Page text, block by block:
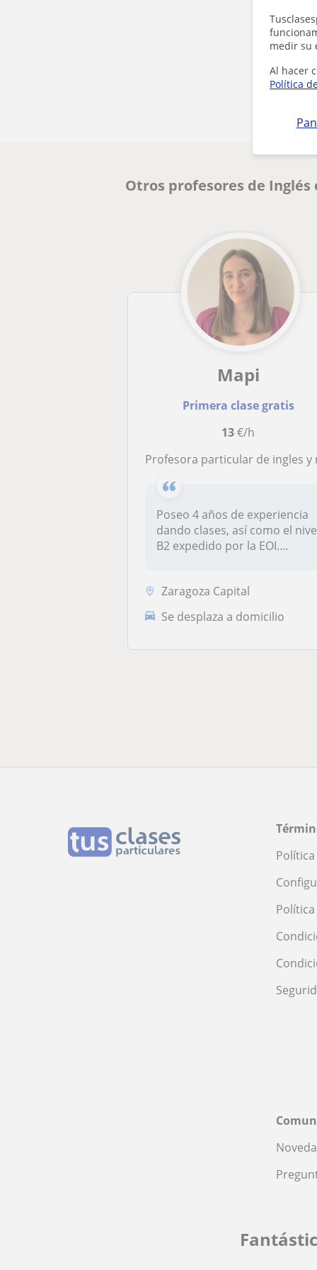
medir su
Al hacer
Política
Otros profesores de
Mapi
Primera clase gratis
13€/h
Profesora particular de ingles y repaso general para educación
Poseo 4 años de experiencia
dando clases, así como el
B2 expedido por la EOI....
Zaragoza Capital
Se desplaza a domicilio